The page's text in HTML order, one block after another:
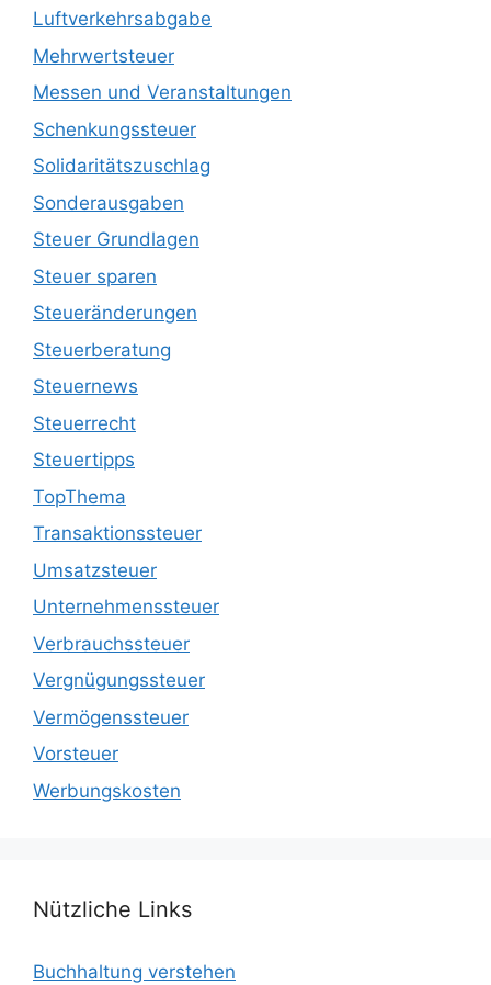
Luftverkehrsabgabe
Mehrwertsteuer
Messen und Veranstaltungen
Schenkungssteuer
Solidaritätszuschlag
Sonderausgaben
Steuer Grundlagen
Steuer sparen
Steueränderungen
Steuerberatung
Steuernews
Steuerrecht
Steuertipps
TopThema
Transaktionssteuer
Umsatzsteuer
Unternehmenssteuer
Verbrauchssteuer
Vergnügungssteuer
Vermögenssteuer
Vorsteuer
Werbungskosten
Nützliche Links
Buchhaltung verstehen